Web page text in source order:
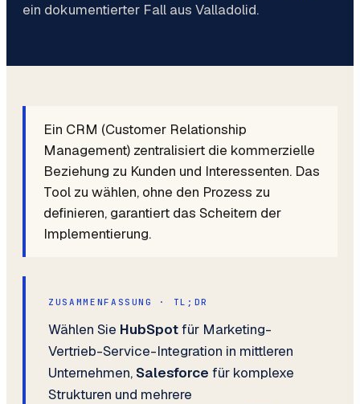
ein dokumentierter Fall aus Valladolid.
Ein CRM (Customer Relationship
Management) zentralisiert die kommerzielle
Beziehung zu Kunden und Interessenten. Das
Tool zu wählen, ohne den Prozess zu
definieren, garantiert das Scheitern der
Implementierung.
ZUSAMMENFASSUNG · TL;DR
Wählen Sie HubSpotfür Marketing-
Vertrieb-Service-Integration in mittleren
Unternehmen,Salesforce für komplexe
Strukturen und mehrere